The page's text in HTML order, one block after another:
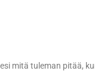
mitä tuleman pitää,